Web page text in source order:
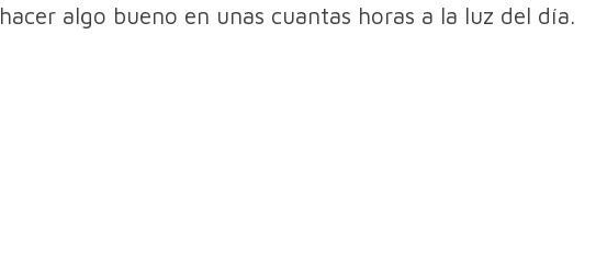
hacer algo bueno en unas cuantas horas a la luz del día.